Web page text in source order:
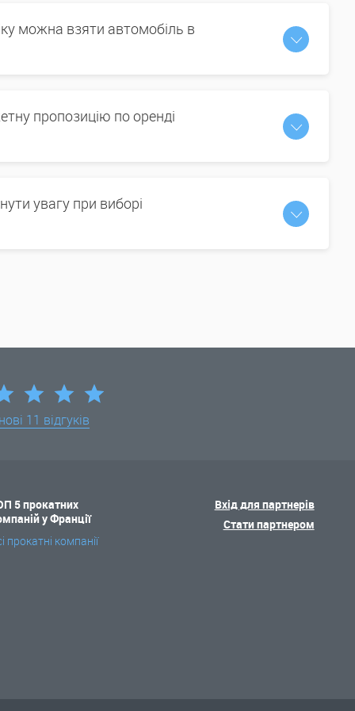
можна взяти автомобіль в
пропозицію по оренді
увагу при виборі
11 відгуків
5 прокатних
у Франції
прокатні компанії
Вхід для партнерів
Стати партнером